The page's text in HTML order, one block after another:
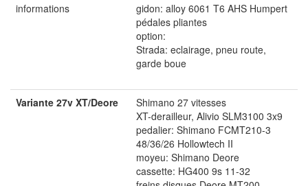
informations
gidon: alloy 6061 T6 AHS Humpert
pédales pliantes
option:
Strada: eclairage, pneu route,
garde boue
Variante 27v XT/Deore
Shimano 27 vitesses
XT-derailleur, Alivio SLM3100 3x9
pedalier: Shimano FCMT210-3
48/36/26 Hollowtech II
moyeu: Shimano Deore
cassette: HG400 9s 11-32